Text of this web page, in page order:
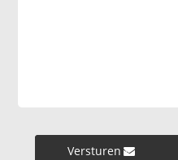
Versturen »